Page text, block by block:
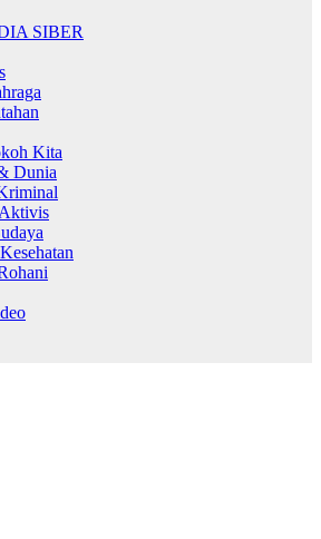
SIBER
Kita
Dunia